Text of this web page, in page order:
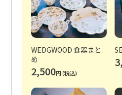
WEDGWOOD 食器まと
め
2,500円 (税込)